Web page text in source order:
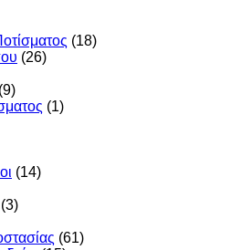
(18)
(26)
(9)
(1)
(14)
(3)
(61)